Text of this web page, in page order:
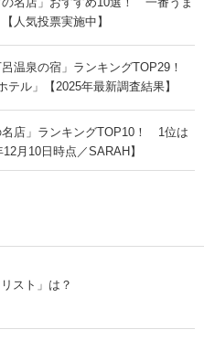
人気投票実施中】
温泉の宿」ランキングTOP29！
テル」【2025年最新調査結果】
名店」ランキングTOP10！ 1位は
月10日時点／SARAH】
スト」は？